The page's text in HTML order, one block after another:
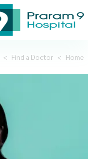
Home
>
Find a Doctor
>